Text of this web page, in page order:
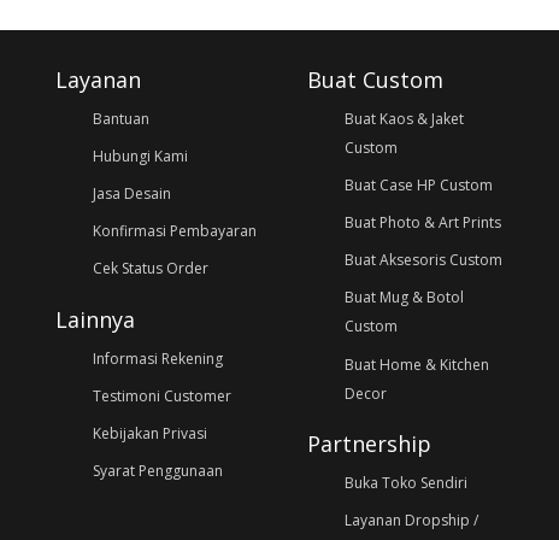
Layanan
Bantuan
Hubungi Kami
Jasa Desain
Konfirmasi Pembayaran
Cek Status Order
Lainnya
Informasi Rekening
Testimoni Customer
Kebijakan Privasi
Syarat Penggunaan
Buat Custom
Buat Kaos & Jaket
Custom
Buat Case HP Custom
Buat Photo & Art Prints
Buat Aksesoris Custom
Buat Mug & Botol
Custom
Buat Home & Kitchen
Decor
Partnership
Buka Toko Sendiri
Layanan Dropship /